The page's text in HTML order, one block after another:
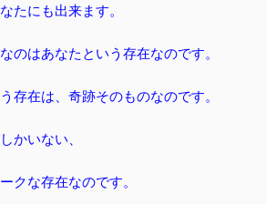
たにも出来ます。
のはあなたという存在なのです。
存在は、奇跡そのものなのです。
かいない、
クな存在なのです。